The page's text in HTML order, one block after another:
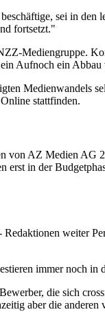
sei in den
fortsetzt."
Mediengruppe.
Aufnoch ein Abbau
stattfinden.
von AZ Medien
erst in der
weiter
immer noch
die sich
aber die